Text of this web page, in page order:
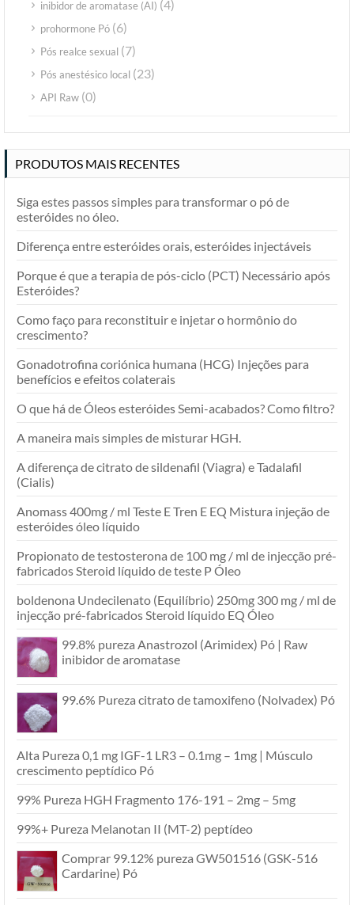
inibidor de aromatase (AI) (4)
prohormone Pó (6)
Pós realce sexual (7)
Pós anestésico local (23)
API Raw (0)
PRODUTOS MAIS RECENTES
Siga estes passos simples para transformar o pó de
esteróides no óleo.
Diferença entre esteróides orais, esteróides injectáveis
Porque é que a terapia de pós-ciclo (PCT) Necessário após
Esteróides?
Como faço para reconstituir e injetar o hormônio do
crescimento?
Gonadotrofina coriónica humana (HCG) Injeções para
benefícios e efeitos colaterais
O que há de Óleos esteróides Semi-acabados? Como filtro?
A maneira mais simples de misturar HGH.
A diferença de citrato de sildenafil (Viagra) e Tadalafil
(Cialis)
Anomass 400mg / ml Teste E Tren E EQ Mistura injeção de
esteróides óleo líquido
Propionato de testosterona de 100 mg / ml de injecção pré-
fabricados Steroid líquido de teste P Óleo
boldenona Undecilenato (Equilíbrio) 250mg 300 mg / ml de
injecção pré-fabricados Steroid líquido EQ Óleo
99.8% pureza Anastrozol (Arimidex) Pó | Raw
inibidor de aromatase
99.6% Pureza citrato de tamoxifeno (Nolvadex) Pó
Alta Pureza 0,1 mg IGF-1 LR3 – 0.1mg – 1mg | Músculo
crescimento peptídico Pó
99% Pureza HGH Fragmento 176-191 – 2mg – 5mg
99%+ Pureza Melanotan II (MT-2) peptídeo
Comprar 99.12% pureza GW501516 (GSK-516
Cardarine) Pó